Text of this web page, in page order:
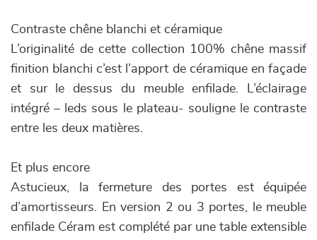
Contraste chêne blanchi et céramique
L’originalité de cette collection 100% chêne massif
finition blanchi c’est l’apport de céramique en façade
et sur le dessus du meuble enfilade. L’éclairage
intégré – leds sous le plateau- souligne le contraste
entre les deux matières.
Et plus encore
Astucieux, la fermeture des portes est équipée
d’amortisseurs. En version 2 ou 3 portes, le meuble
enfilade Céram est complété par une table extensible